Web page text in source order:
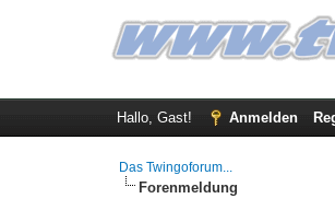
Hallo, Gast! Anmelden
Das Twingoforum...
Forenmeldung